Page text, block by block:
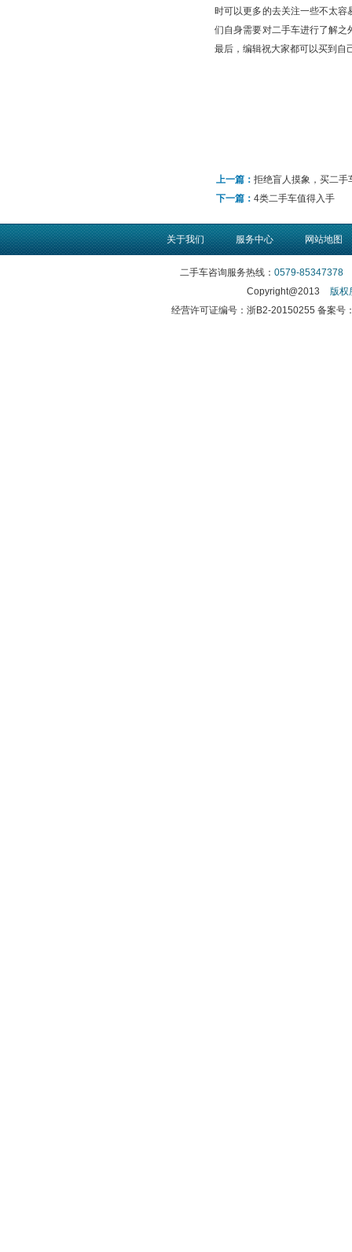
时可以更多的去关注一些不太
们自身需要对二手车进行了解
最后，编辑祝大家都可以买到自
上一篇： 拒绝盲人摸象，买二手
下一篇： 4类二手车值得入手
关于我们 服务中心 网站地图
二手车咨询服务热线： 0579-85347378
Copyright@2013 版
经营许可证编号：浙B2-20150255 备案号